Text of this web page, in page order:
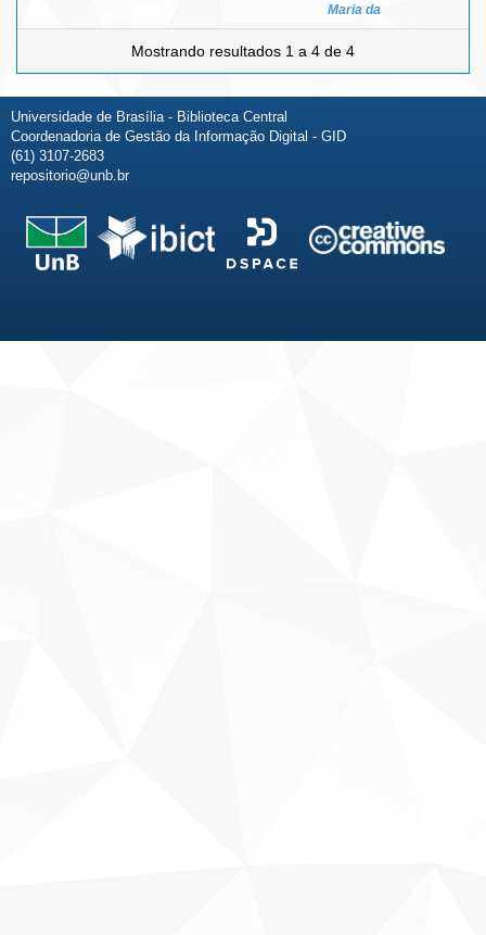
Maria da
Mostrando resultados 1 a 4 de 4
Universidade de Brasília - Biblioteca Central
Coordenadoria de Gestão da Informação Digital - GID
(61) 3107-2683
repositorio@unb.br